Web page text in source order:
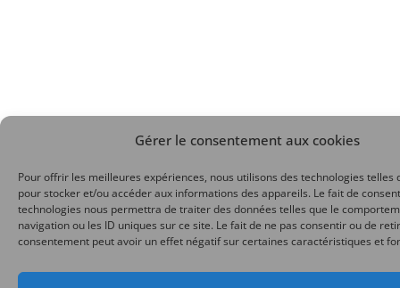
Gérer le consentement aux cookies
Pour offrir les meilleures expériences, nous utilisons des technologies telles
pour stocker et/ou accéder aux informations des appareils. Le fait de
technologies nous permettra de traiter des données telles que le
navigation ou les ID uniques sur ce site. Le fait de ne pas consentir ou de
consentement peut avoir un effet négatif sur certaines caractéristiques et